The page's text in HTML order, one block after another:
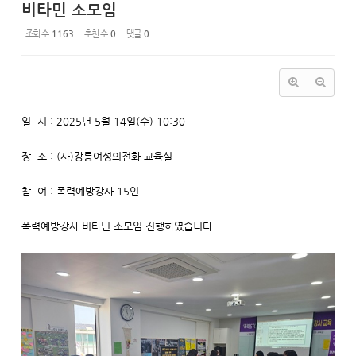
비타민 소모임
조회 수 1163 추천 수 0 댓글 0
일 시 : 2025년 5월 14일(수) 10:30
장 소 : (사)강릉여성의전화 교육실
참 여 : 폭력예방강사 15인
​폭력예방강사 비타민 소모임 진행하였습니다.